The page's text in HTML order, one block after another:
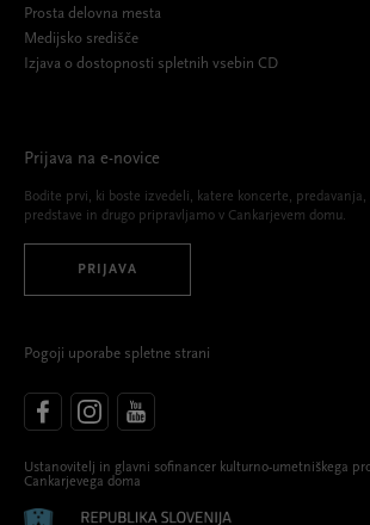
Prosta delovna mesta
Medijsko središče
Izjava o dostopnosti spletnih vsebin CD
Prijava na e-novice
Bodite prvi, ki boste izvedeli, katere koncerte,
predstave in drugo pripravljamo v Cankarjevem domu.
PRIJAVA
Pogoji uporabe spletne strani
Ustanovitelj in glavni sofinancer kulturno-umetniškega
Cankarjevega doma